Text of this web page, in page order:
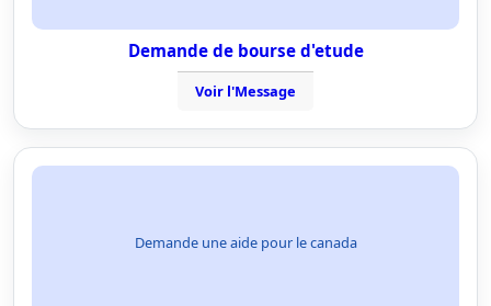
Demande de bourse d'etude
Voir l'Message
Demande une aide pour le canada